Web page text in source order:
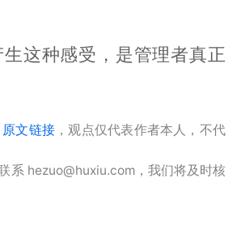
这种感受，是管理者真正
原文链接 ，观点仅代表作者本人，不代
系 hezuo@huxiu.com，我们将及时核